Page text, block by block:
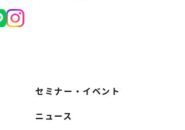
セミナー・イベント
ニュース